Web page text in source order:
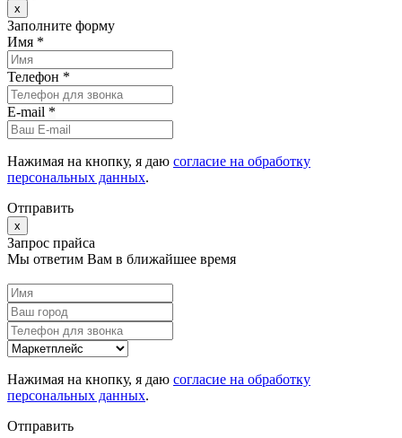
x
Заполните форму
Имя *
Телефон *
E-mail *
Нажимая на кнопку, я даю согласие на обработку
персональных данных.
Отправить
x
Запрос прайса
Мы ответим Вам в ближайшее время
Нажимая на кнопку, я даю согласие на обработку
персональных данных.
Отправить